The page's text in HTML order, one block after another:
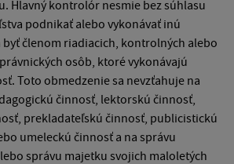
Hlavný kontrolór nesmie bez súhlasu
podnikať alebo vykonávať inú
členom riadiacich, kontrolných alebo
osôb, ktoré vykonávajú
Toto obmedzenie sa nevzťahuje na
činnosť, lektorskú činnosť,
prekladateľskú činnosť, publicistickú
umeleckú činnosť a na správu
správu majetku svojich maloletých